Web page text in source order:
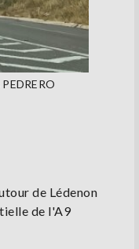
de Lédenon
de l'A9